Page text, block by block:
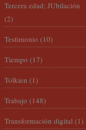
Tercera edad; JUbilación
(2)
Testimonio (10)
Tiempo (17)
Tolkien (1)
Trabajo (148)
Transformación digital (1)